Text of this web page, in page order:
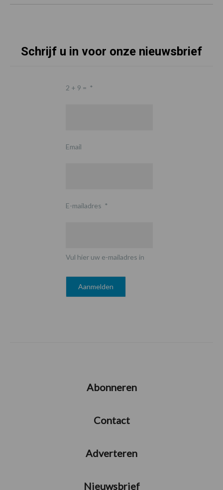
Schrijf u in voor onze nieuwsbrief
2 + 9 = *
Email
E-mailadres *
Vul hier uw e-mailadres in
Abonneren
Contact
Adverteren
Nieuwsbrief